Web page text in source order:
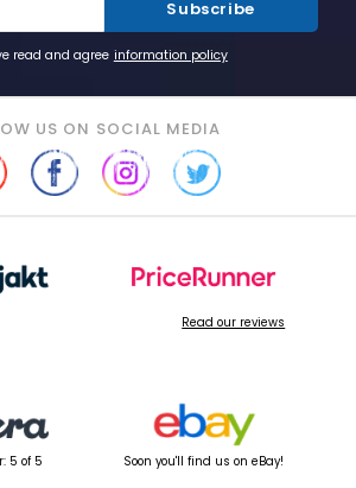
Subscribe
read and agree information policy
US ON SOCIAL MEDIA
Read our reviews
5 of 5 Soon you'll find us on eBay!